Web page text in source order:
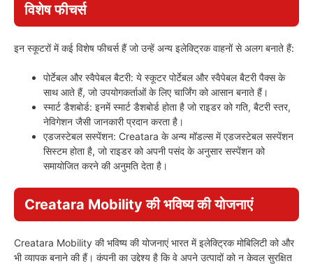
विशेष फीचर्स
इन स्कूटरों में कई विशेष फीचर्स हैं जो उन्हें अन्य इलेक्ट्रिक वाहनों से अलग बनाते हैं:
पोर्टेबल और स्वैपेबल बैटरी: ये स्कूटर पोर्टेबल और स्वैपेबल बैटरी पैक्स के
साथ आते हैं, जो उपयोगकर्ताओं के लिए चार्जिंग को आसान बनाते हैं।
स्मार्ट डैशबोर्ड: इनमें स्मार्ट डैशबोर्ड होता है जो राइडर को गति, बैटरी स्तर,
नेविगेशन जैसी जानकारी प्रदान करता है।
एडजस्टेबल सस्पेंशन: Creatara के अन्य मॉडल्स में एडजस्टेबल सस्पेंशन
सिस्टम होता है, जो राइडर को अपनी पसंद के अनुसार सस्पेंशन को
समायोजित करने की अनुमति देता है।
Creatara Mobility की भविष्य की योजनाएं
Creatara Mobility की भविष्य की योजनाएं भारत में इलेक्ट्रिक मोबिलिटी को और
भी व्यापक बनाने की हैं। कंपनी का उद्देश्य है कि वे अपने उत्पादों को न केवल सुरक्षित